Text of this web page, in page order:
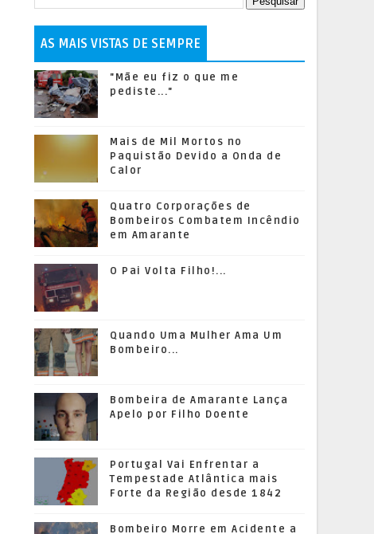
AS MAIS VISTAS DE SEMPRE
"Mãe eu fiz o que me
pediste..."
Mais de Mil Mortos no
Paquistão Devido a Onda de
Calor
Quatro Corporações de
Bombeiros Combatem Incêndio
em Amarante
O Pai Volta Filho!...
Quando Uma Mulher Ama Um
Bombeiro...
Bombeira de Amarante Lança
Apelo por Filho Doente
Portugal Vai Enfrentar a
Tempestade Atlântica mais
Forte da Região desde 1842
Bombeiro Morre em Acidente a